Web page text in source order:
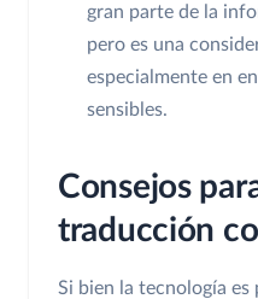
gran parte de la
pero es una
especialmente en
sensibles.
Consejos
traducción
Si bien la tecnología es